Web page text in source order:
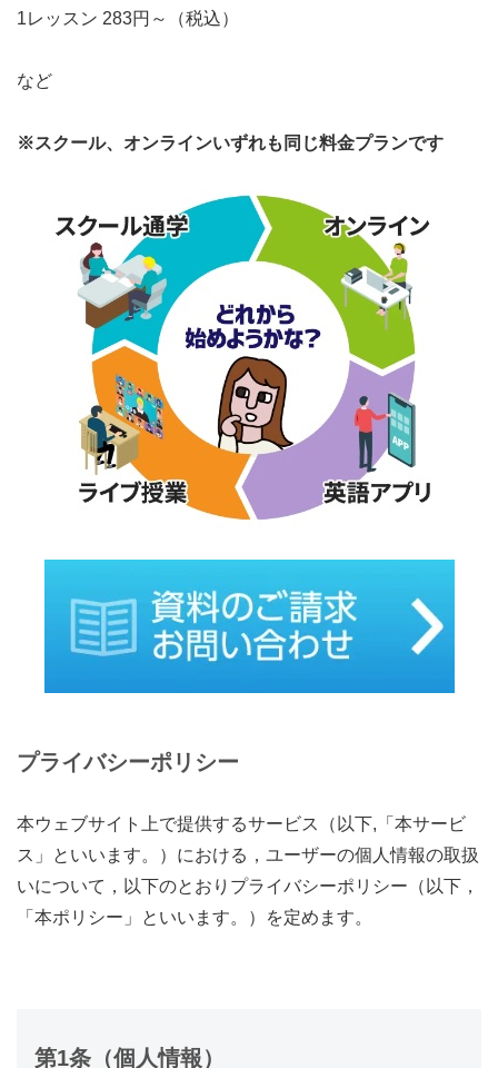
1レッスン 283円～（税込）
など
※スクール、オンラインいずれも同じ料金プランです
プライバシーポリシー
本ウェブサイト上で提供するサービス（以下,「本サービ
ス」といいます。）における，ユーザーの個人情報の取扱
いについて，以下のとおりプライバシーポリシー（以下，
「本ポリシー」といいます。）を定めます。
第1条（個人情報）